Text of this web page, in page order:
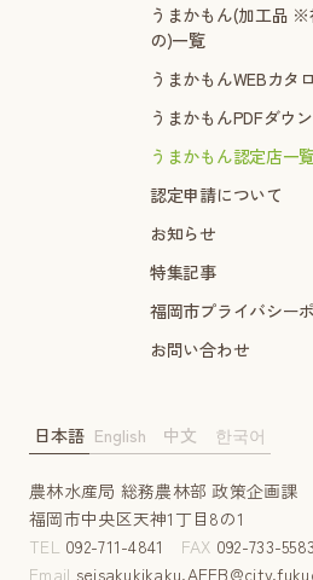
うまかもん(加工品
の)一覧
うまかもんWEBカタ
うまかもんPDFダウ
うまかもん認定店一
認定申請について
お知らせ
特集記事
福岡市プライバシー
お問い合わせ
農林水産局 総務農林部 政策企画課
福岡市中央区天神1丁目8の1
TEL 092-711-4841 FAX 092-733-
Email
日本語 English 中文 한국어